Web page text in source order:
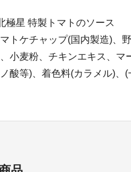
極星 特製トマトのソース
マトケチャップ(国内製造)、
小麦粉、チキンエキス、マ
ノ酸等)、着色料(カラメル)